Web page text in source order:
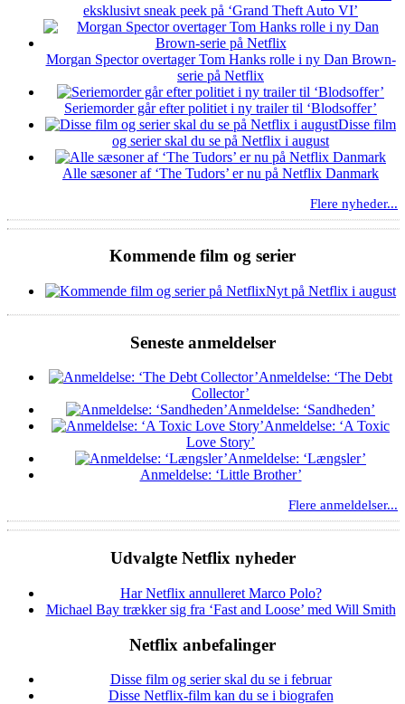
eksklusivt sneak peek på ‘Grand Theft Auto VI’
Morgan Spector overtager Tom Hanks rolle i ny Dan Brown-
serie på Netflix
Seriemorder går efter politiet i ny trailer til ‘Blodsoffer’
Disse film
og serier skal du se på Netflix i august
Alle sæsoner af ‘The Tudors’ er nu på Netflix Danmark
Flere nyheder...
Kommende film og serier
Nyt på Netflix i august
Seneste anmeldelser
Anmeldelse: ‘The Debt
Collector’
Anmeldelse: ‘Sandheden’
Anmeldelse: ‘A Toxic
Love Story’
Anmeldelse: ‘Længsler’
Anmeldelse: ‘Little Brother’
Flere anmeldelser...
Udvalgte Netflix nyheder
Har Netflix annulleret Marco Polo?
Michael Bay trækker sig fra ‘Fast and Loose’ med Will Smith
Netflix anbefalinger
Disse film og serier skal du se i februar
Disse Netflix-film kan du se i biografen